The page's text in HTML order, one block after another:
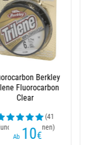
Weiche Perlen
Delalande
Kundenrezensionen)
Ab 1,90